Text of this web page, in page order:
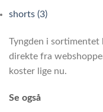
shorts (3)
Tyngden i sortimentet
direkte fra
koster lige nu.
Se også